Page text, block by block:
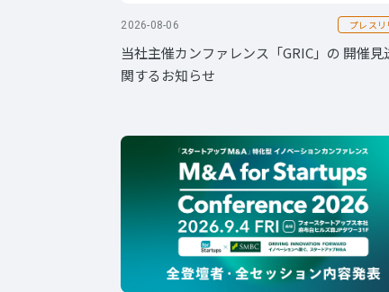
2026-08-06 プレスリ
当社主催カンファレンス「GRIC」の 開催見
関するお知らせ